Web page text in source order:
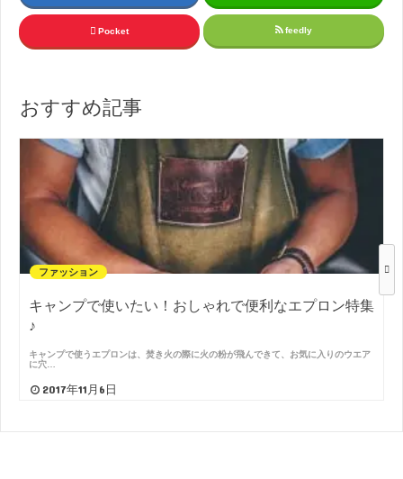
Pocket feedly
おすすめ記事
ファッション
キャンプで使いたい！おしゃれで便利なエプロン特集
♪
キャンプで使うエプロンは、焚き火の際に火の粉が飛んできて、お気に入りのウエア
に穴…
2017年11月6日